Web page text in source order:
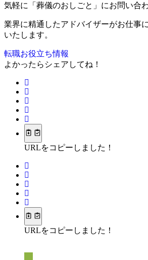
気軽に「葬儀のおしごと」にお問い合
業界に精通したアドバイザーがお仕事
いたします。
転職お役立ち情報
よかったらシェアしてね！
URLをコピーしました！
URLをコピーしました！